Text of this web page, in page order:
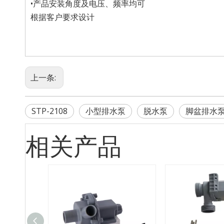
•产品安装角度及电压、频率均可
根据客户要求设计
上一条:
STP-2108 小型排水泵 脱水泵 脚盆排水
相关产品